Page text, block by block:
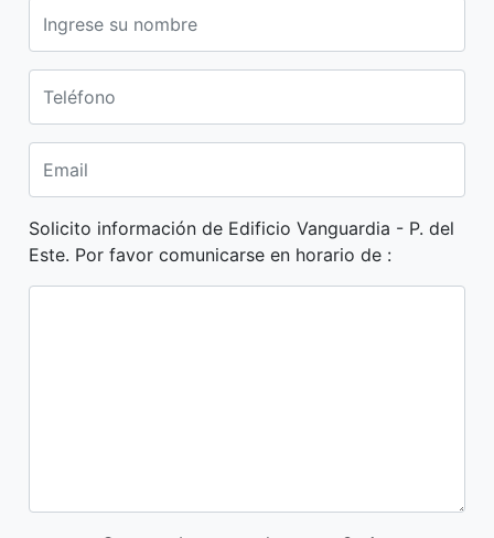
Solicito información de Edificio Vanguardia - P. del
Este. Por favor comunicarse en horario de :